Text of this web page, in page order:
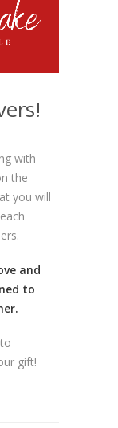
with
the
you will
and
to
gift!